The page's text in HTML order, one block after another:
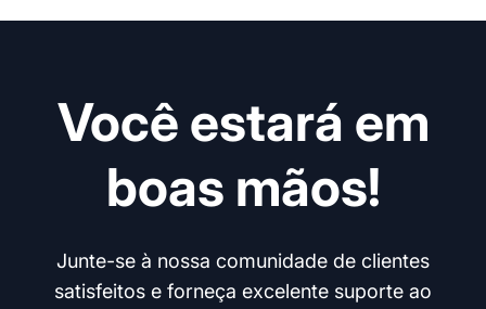
Você estará em
boas mãos!
Junte-se à nossa comunidade de clientes
satisfeitos e forneça excelente suporte ao